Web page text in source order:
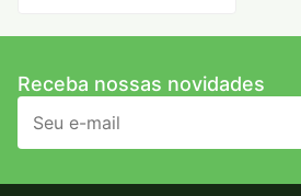
Receba nossas novidades